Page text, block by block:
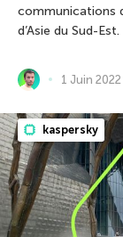
communications
d’Asie du Sud-Est.
1 Juin 2022
kaspersky